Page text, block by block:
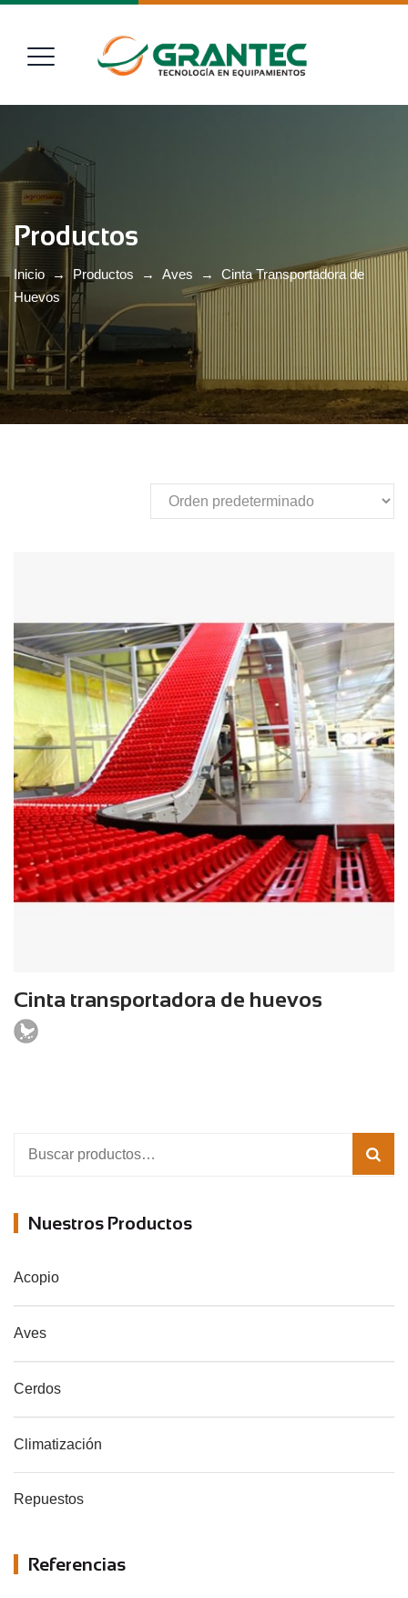
Productos
Inicio → Productos → Aves → Cinta Transportadora de
Huevos
Cinta transportadora de huevos
Nuestros Productos
Acopio
Aves
Cerdos
Climatización
Repuestos
Referencias